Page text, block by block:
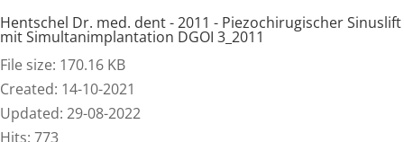
Hentschel Dr. med. dent - 2011 - Piezochirugischer Sinuslift
mit Simultanimplantation DGOI 3_2011
File size: 170.16 KB
Created: 14-10-2021
Updated: 29-08-2022
Hits: 773